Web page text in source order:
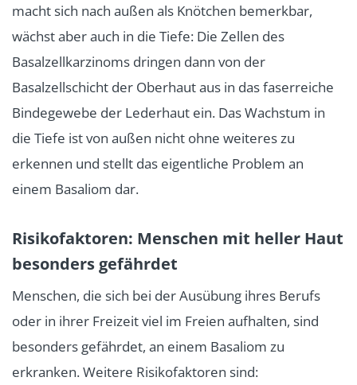
macht sich nach außen als Knötchen bemerkbar,
wächst aber auch in die Tiefe: Die Zellen des
Basalzellkarzinoms dringen dann von der
Basalzellschicht der Oberhaut aus in das faserreiche
Bindegewebe der Lederhaut ein. Das Wachstum in
die Tiefe ist von außen nicht ohne weiteres zu
erkennen und stellt das eigentliche Problem an
einem Basaliom dar.
Risikofaktoren: Menschen mit heller Haut
besonders gefährdet
Menschen, die sich bei der Ausübung ihres Berufs
oder in ihrer Freizeit viel im Freien aufhalten, sind
besonders gefährdet, an einem Basaliom zu
erkranken. Weitere Risikofaktoren sind: